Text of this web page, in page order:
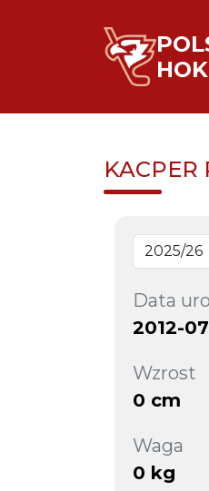
KACPER
Data
2012-
Wzrost
0 cm
Waga
0 kg